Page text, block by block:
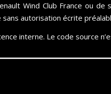
Wind Club France ou
autorisation écrite
interne. Le code source